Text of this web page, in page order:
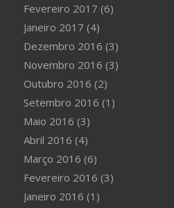
Fevereiro 2017 (6)
Janeiro 2017 (4)
Dezembro 2016 (3)
Novembro 2016 (3)
Outubro 2016 (2)
Setembro 2016 (1)
Maio 2016 (3)
Abril 2016 (4)
Março 2016 (6)
Fevereiro 2016 (3)
Janeiro 2016 (1)